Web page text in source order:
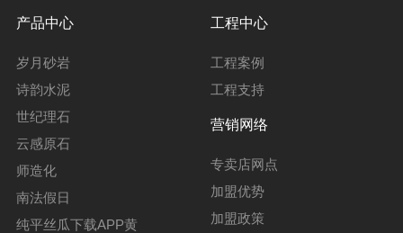
产品中心
岁月砂岩
诗韵水泥
世纪理石
云感原石
师造化
南法假日
纯平丝瓜下载APP黄
工程中心
工程案例
工程支持
营销网络
专卖店网点
加盟优势
加盟政策